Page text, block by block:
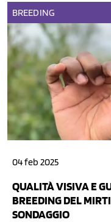
BREEDING
04 feb 2025
QUALITÀ VISIVA E
BREEDING DEL
SONDAGGIO